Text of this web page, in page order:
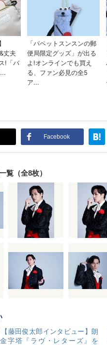
Facebook
覧（全8枚）
【藤田俊太郎インタビュー】朗
字塔『ラヴ・レターズ』を